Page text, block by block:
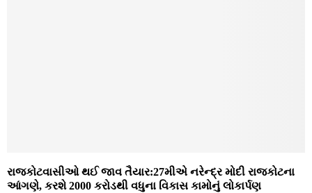
રાજકોટવાસીઓ થઈ જાવ તૈયાર:27મીએ નરેન્દ્ર મોદી રાજકોટના
આંગણે, કરશે 2000 કરોડથી વધુના વિકાસ કામોનું લોકાર્પણ